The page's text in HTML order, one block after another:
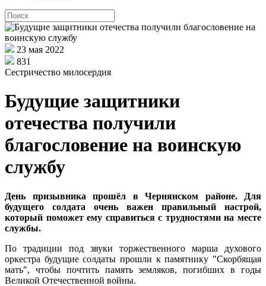
23 мая 2022
831
Сестричество милосердия
Будущие защитники
отечества получили
благословение на воинскую
службу
День призывника прошёл в Чернянском районе. Для
будущего солдата очень важен правильный настрой,
который поможет ему справиться с трудностями на месте
службы.
По традиции под звуки торжественного марша духового
оркестра будущие солдаты прошли к памятнику "Скорбящая
мать", чтобы почтить память земляков, погибших в годы
Великой Отечественной войны.